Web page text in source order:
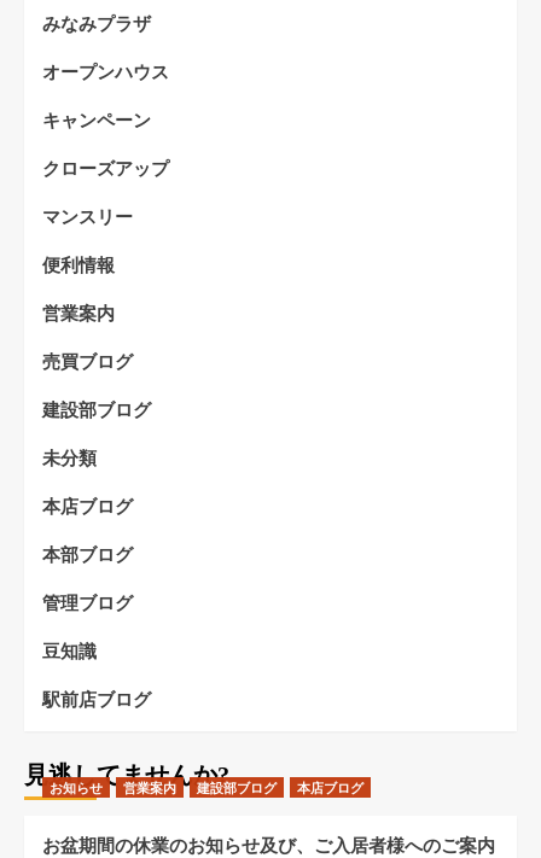
みなみプラザ
オープンハウス
キャンペーン
クローズアップ
マンスリー
便利情報
営業案内
売買ブログ
建設部ブログ
未分類
本店ブログ
本部ブログ
管理ブログ
豆知識
駅前店ブログ
見逃してませんか?
お知らせ 営業案内 建設部ブログ 本店ブログ
お盆期間の休業のお知らせ及び、ご入居者様へのご案内